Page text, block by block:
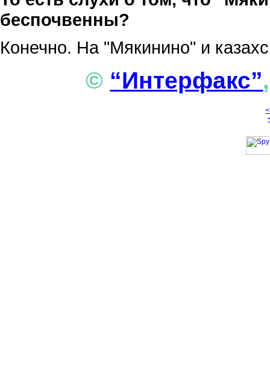
беспочвенны?
Конечно. На "Мякинино" и
© “Интерфакс”